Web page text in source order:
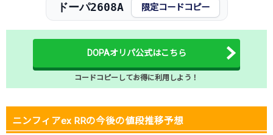
ドーパ2608A 限定コードコピー
DOPAオリパ公式はこちら
コードコピーしてお得に利用しよう！
ニンフィアex RRの今後の値段推移予想